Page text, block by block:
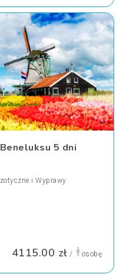
5 dni
i Wyprawy
4115.00 zł / osobę